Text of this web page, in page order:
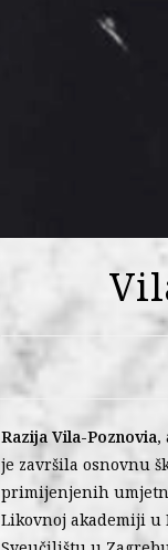
Razija Vila-Poznovia,
je završila osnovnu
primijenjenih
Likovnoj akademiji u